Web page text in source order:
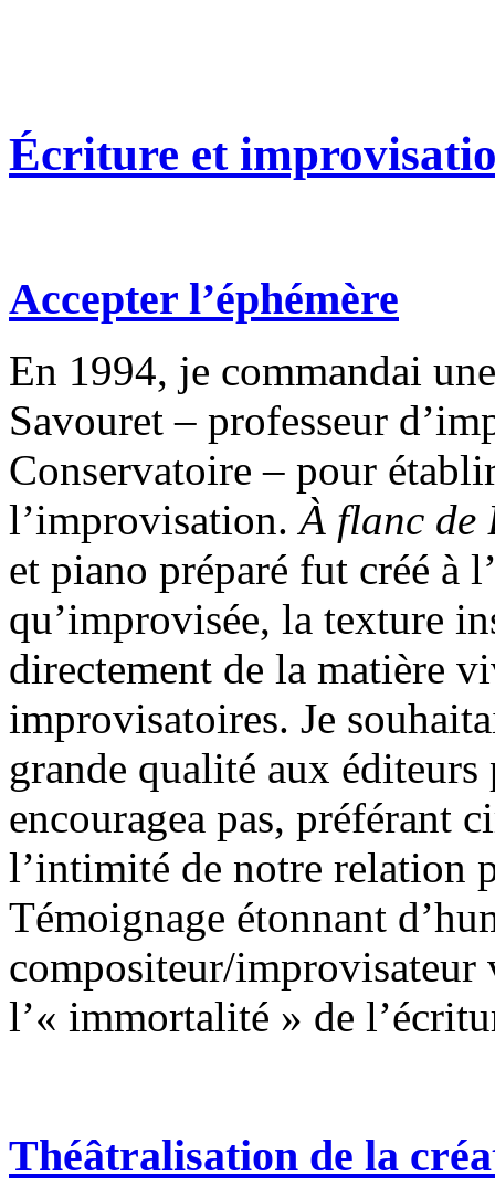
Écriture et
Accepter l’éphémère
En 1994, je commandai
Savouret – professeur
Conservatoire – pour
l’improvisation.À flanc de
et piano préparé fut créé à
qu’improvisée, la texture
directement de la matière
improvisatoires. Je
grande qualité aux
encouragea pas, préférant
l’intimité de notre relation
Témoignage étonnant
compositeur/improvisateur
l’« immortalité » de
Théâtralisation de la